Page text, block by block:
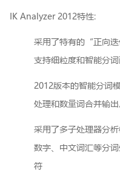
IK Analyzer 2012特性:
采用了特有的“正向迭
支持细粒度和智能分词
2012版本的智能分词
处理和数量词合并输出
采用了多子处理器分析
数字、中文词汇等分
符